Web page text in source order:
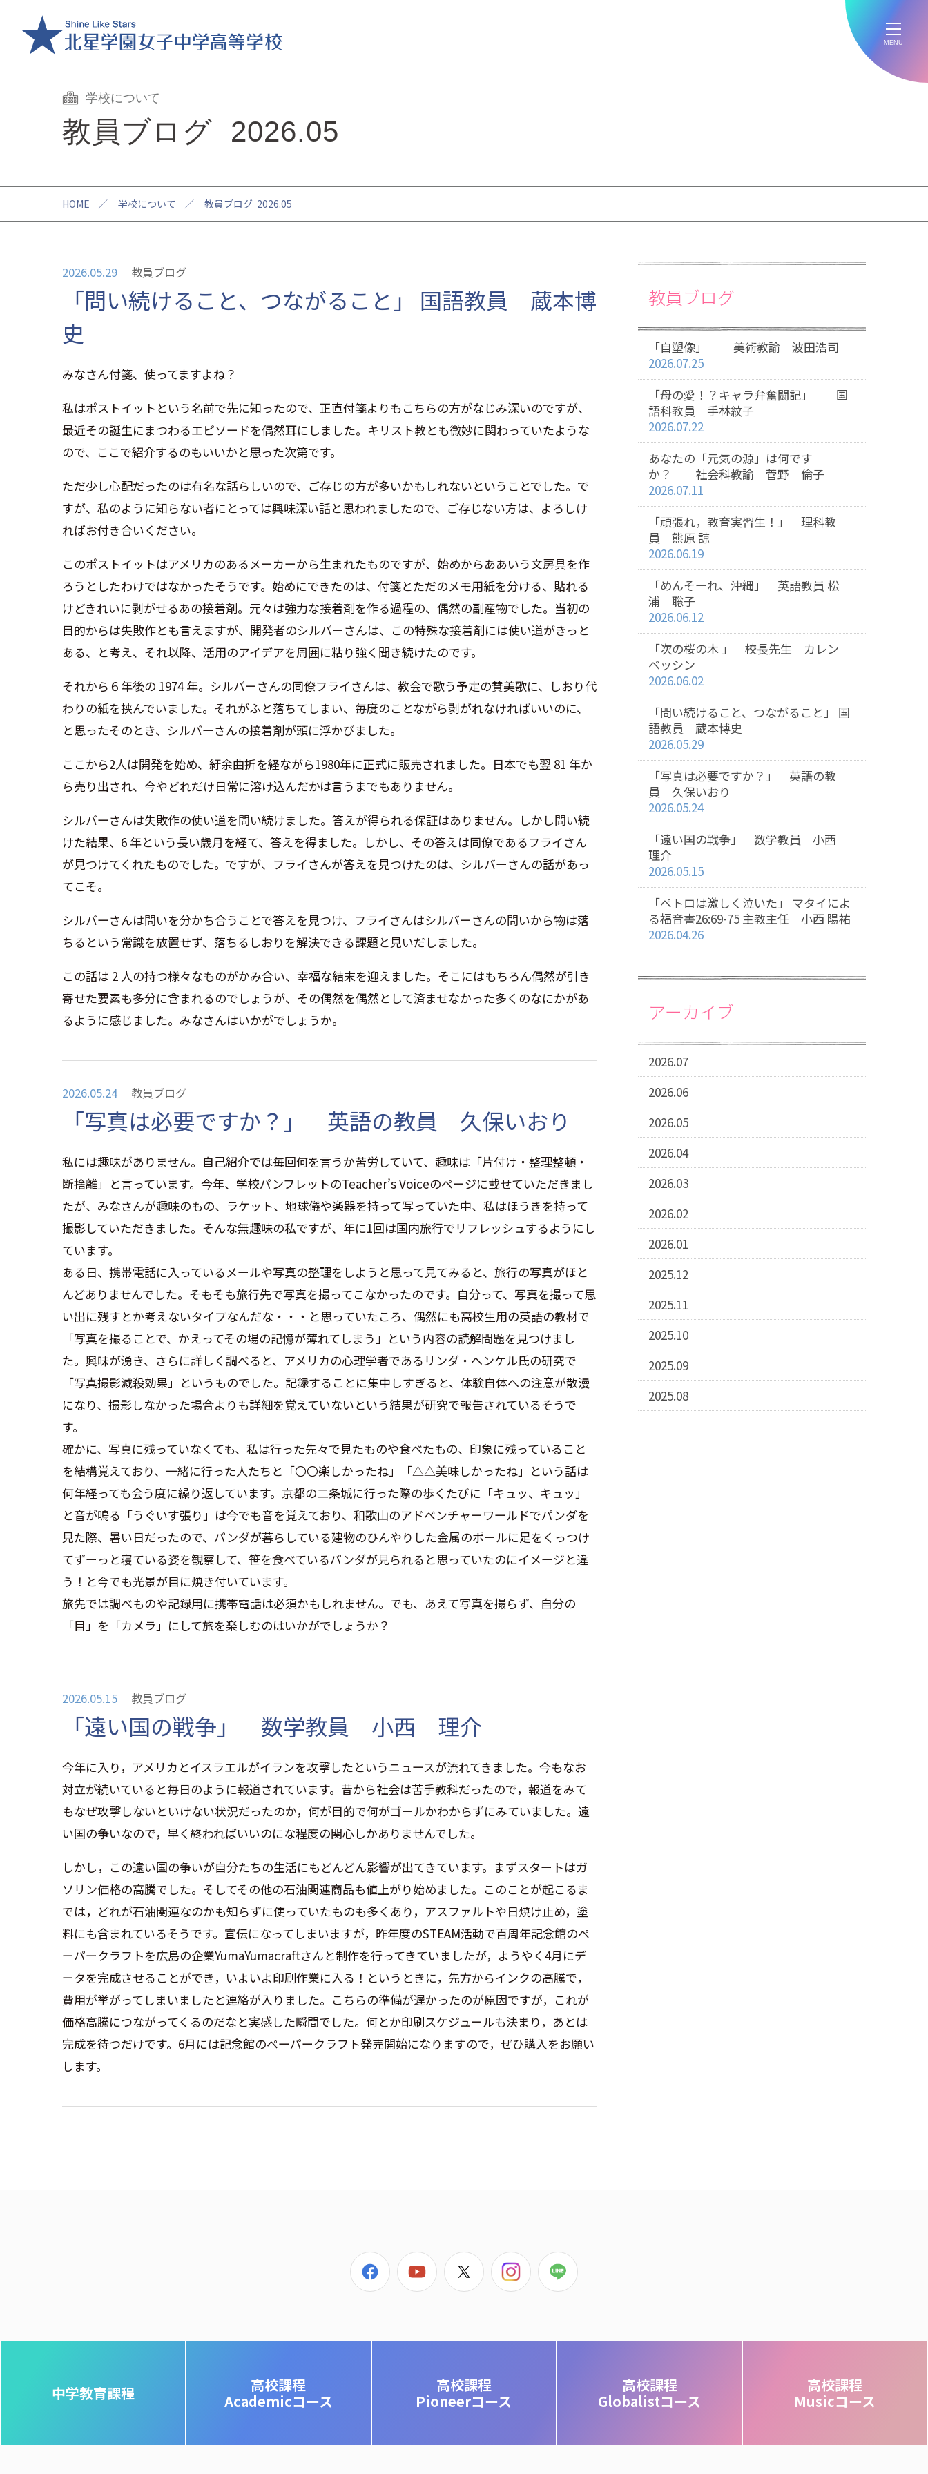
MENU
学校について
教員ブログ 2026.05
HOME ／ 学校について ／ 教員ブログ 2026.05
2026.05.29 教員ブログ
「問い続けること、つながること」 国語教員 蔵本博
史
みなさん付箋、使ってますよね？
私はポストイットという名前で先に知ったので、正直付箋よりもこちらの方がなじみ深いのですが、
最近その誕生にまつわるエピソードを偶然耳にしました。キリスト教とも微妙に関わっていたような
ので、ここで紹介するのもいいかと思った次第です。
ただ少し心配だったのは有名な話らしいので、ご存じの方が多いかもしれないということでした。で
すが、私のように知らない者にとっては興味深い話と思われましたので、ご存じない方は、よろしけ
ればお付き合いください。
このポストイットはアメリカのあるメーカーから生まれたものですが、始めからああいう文房具を作
ろうとしたわけではなかったそうです。始めにできたのは、付箋とただのメモ用紙を分ける、貼れる
けどきれいに剥がせるあの接着剤。元々は強力な接着剤を作る過程の、偶然の副産物でした。当初の
目的からは失敗作とも言えますが、開発者のシルバーさんは、この特殊な接着剤には使い道がきっと
ある、と考え、それ以降、活用のアイデアを周囲に粘り強く聞き続けたのです。
それから６年後の 1974年。シルバーさんの同僚フライさんは、教会で歌う予定の賛美歌に、しおり代
わりの紙を挟んでいました。それがふと落ちてしまい、毎度のことながら剥がれなければいいのに、
と思ったそのとき、シルバーさんの接着剤が頭に浮かびました。
ここから2人は開発を始め、紆余曲折を経ながら1980年に正式に販売されました。日本でも翌 81 年か
ら売り出され、今やどれだけ日常に溶け込んだかは言うまでもありません。
シルバーさんは失敗作の使い道を問い続けました。答えが得られる保証はありません。しかし問い続
けた結果、 6 年という長い歳月を経て、答えを得ました。しかし、その答えは同僚であるフライさん
が見つけてくれたものでした。ですが、フライさんが答えを見つけたのは、シルバーさんの話があっ
てこそ。
シルバーさんは問いを分かち合うことで答えを見つけ、フライさんはシルバーさんの問いから物は落
ちるという常識を放置せず、落ちるしおりを解決できる課題と見いだしました。
この話は 2 人の持つ様々なものがかみ合い、幸福な結末を迎えました。そこにはもちろん偶然が引き
寄せた要素も多分に含まれるのでしょうが、その偶然を偶然として済ませなかった多くのなにかがあ
るように感じました。みなさんはいかがでしょうか。
2026.05.24 教員ブログ
「写真は必要ですか？」 英語の教員 久保いおり
私には趣味がありません。自己紹介では毎回何を言うか苦労していて、趣味は「片付け・整理整頓・
断捨離」と言っています。今年、学校パンフレットのTeacher’s Voiceのページに載せていただきまし
たが、みなさんが趣味のもの、ラケット、地球儀や楽器を持って写っていた中、私はほうきを持って
撮影していただきました。そんな無趣味の私ですが、年に1回は国内旅行でリフレッシュするようにし
ています。
ある日、携帯電話に入っているメールや写真の整理をしようと思って見てみると、旅行の写真がほと
んどありませんでした。そもそも旅行先で写真を撮ってこなかったのです。自分って、写真を撮って思
い出に残すとか考えないタイプなんだな・・・と思っていたころ、偶然にも高校生用の英語の教材で
「写真を撮ることで、かえってその場の記憶が薄れてしまう」という内容の読解問題を見つけまし
た。興味が湧き、さらに詳しく調べると、アメリカの心理学者であるリンダ・ヘンケル氏の研究で
「写真撮影減殺効果」というものでした。記録することに集中しすぎると、体験自体への注意が散漫
になり、撮影しなかった場合よりも詳細を覚えていないという結果が研究で報告されているそうで
す。
確かに、写真に残っていなくても、私は行った先々で見たものや食べたもの、印象に残っていること
を結構覚えており、一緒に行った人たちと「〇〇楽しかったね」「△△美味しかったね」という話は
何年経っても会う度に繰り返しています。京都の二条城に行った際の歩くたびに「キュッ、キュッ」
と音が鳴る「うぐいす張り」は今でも音を覚えており、和歌山のアドベンチャーワールドでパンダを
見た際、暑い日だったので、パンダが暮らしている建物のひんやりした金属のポールに足をくっつけ
てずーっと寝ている姿を観察して、笹を食べているパンダが見られると思っていたのにイメージと違
う！と今でも光景が目に焼き付いています。
旅先では調べものや記録用に携帯電話は必須かもしれません。でも、あえて写真を撮らず、自分の
「目」を「カメラ」にして旅を楽しむのはいかがでしょうか？
2026.05.15 教員ブログ
「遠い国の戦争」 数学教員 小西 理介
今年に入り，アメリカとイスラエルがイランを攻撃したというニュースが流れてきました。今もなお
対立が続いていると毎日のように報道されています。昔から社会は苦手教科だったので，報道をみて
もなぜ攻撃しないといけない状況だったのか，何が目的で何がゴールかわからずにみていました。遠
い国の争いなので，早く終わればいいのにな程度の関心しかありませんでした。
しかし，この遠い国の争いが自分たちの生活にもどんどん影響が出てきています。まずスタートはガ
ソリン価格の高騰でした。そしてその他の石油関連商品も値上がり始めました。このことが起こるま
では，どれが石油関連なのかも知らずに使っていたものも多くあり，アスファルトや日焼け止め，塗
料にも含まれているそうです。宣伝になってしまいますが，昨年度のSTEAM活動で百周年記念館のペ
ーパークラフトを広島の企業YumaYumacraftさんと制作を行ってきていましたが，ようやく4月にデ
ータを完成させることができ，いよいよ印刷作業に入る！というときに，先方からインクの高騰で，
費用が挙がってしまいましたと連絡が入りました。こちらの準備が遅かったのが原因ですが，これが
価格高騰につながってくるのだなと実感した瞬間でした。何とか印刷スケジュールも決まり，あとは
完成を待つだけです。6月には記念館のペーパークラフト発売開始になりますので，ぜひ購入をお願い
します。
教員ブログ
「自塑像」 美術教諭 波田浩司
2026.07.25
「母の愛！？キャラ弁奮闘記」 国
語科教員 手林紋子
2026.07.22
あなたの「元気の源」は何です
か？ 社会科教諭 菅野 倫子
2026.07.11
「頑張れ，教育実習生！」 理科教
員 熊原 諒
2026.06.19
「めんそーれ、沖縄」 英語教員 松
浦 聡子
2026.06.12
「次の桜の木 」 校長先生 カレン
ベッシン
2026.06.02
「問い続けること、つながること」 国
語教員 蔵本博史
2026.05.29
「写真は必要ですか？」 英語の教
員 久保いおり
2026.05.24
「遠い国の戦争」 数学教員 小西
理介
2026.05.15
「ペトロは激しく泣いた」 マタイによ
る福音書26:69-75 主教主任 小西 陽祐
2026.04.26
アーカイブ
2026.07
2026.06
2026.05
2026.04
2026.03
2026.02
2026.01
2025.12
2025.11
2025.10
2025.09
2025.08
中学教育課程
高校課程
Academicコース
高校課程
Pioneerコース
高校課程
Globalistコース
高校課程
Musicコース